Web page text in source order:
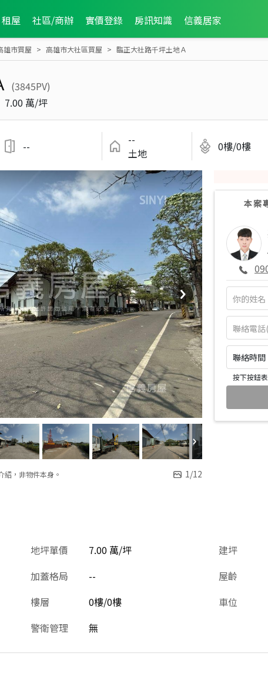
租屋 社區/商辦 實價登錄 房訊知識 信義居家
雄市買屋 高雄市大社區買屋 臨正大社路千坪土地Ａ
(3845PV)
7.00 萬/坪
--
--
土地
0樓/0樓
紹，非物件本身。 1/12
本案
聯絡時
按下按鈕
建坪
地坪單價
7.00 萬/坪
加蓋格局 --
屋齡
樓層 0樓/0樓
車位
警衛管理 無